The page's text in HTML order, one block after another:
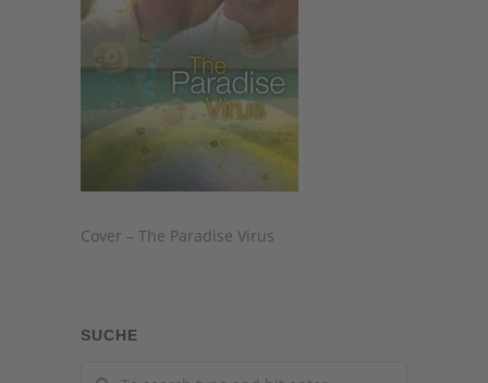
Cover – The Paradise Virus
SUCHE